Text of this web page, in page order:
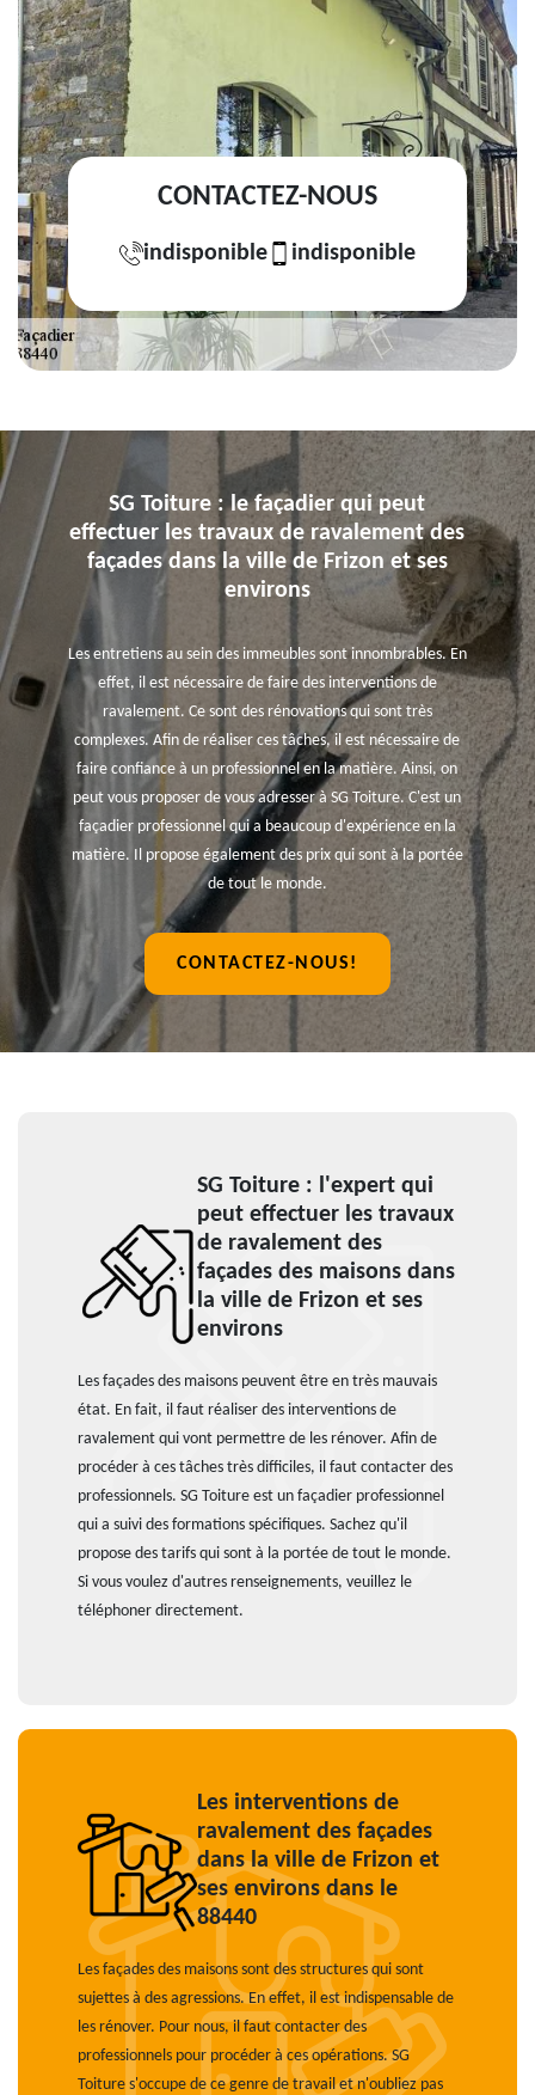
CONTACTEZ-NOUS
indisponible indisponible
SG Toiture : le façadier qui peut
effectuer les travaux de ravalement des
façades dans la ville de Frizon et ses
environs
Les entretiens au sein des immeubles sont innombrables. En
effet, il est nécessaire de faire des interventions de
ravalement. Ce sont des rénovations qui sont très
complexes. Afin de réaliser ces tâches, il est nécessaire de
faire confiance à un professionnel en la matière. Ainsi, on
peut vous proposer de vous adresser à SG Toiture. C'est un
façadier professionnel qui a beaucoup d'expérience en la
matière. Il propose également des prix qui sont à la portée
de tout le monde.
CONTACTEZ-NOUS!
SG Toiture : l'expert qui
peut effectuer les travaux
de ravalement des
façades des maisons dans
la ville de Frizon et ses
environs
Les façades des maisons peuvent être en très mauvais
état. En fait, il faut réaliser des interventions de
ravalement qui vont permettre de les rénover. Afin de
procéder à ces tâches très difficiles, il faut contacter des
professionnels. SG Toiture est un façadier professionnel
qui a suivi des formations spécifiques. Sachez qu'il
propose des tarifs qui sont à la portée de tout le monde.
Si vous voulez d'autres renseignements, veuillez le
téléphoner directement.
Les interventions de
ravalement des façades
dans la ville de Frizon et
ses environs dans le
88440
Les façades des maisons sont des structures qui sont
sujettes à des agressions. En effet, il est indispensable de
les rénover. Pour nous, il faut contacter des
professionnels pour procéder à ces opérations. SG
Toiture s'occupe de ce genre de travail et n'oubliez pas